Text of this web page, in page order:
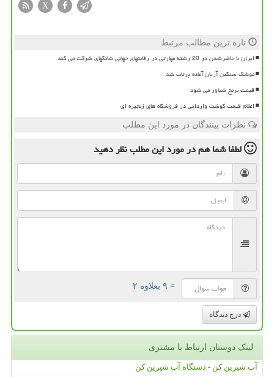
X
تازه ترین مطالب مرتبط
ایران با حاضرشدن در 20 رشته مهارتی در رقابتهای جهانی شانگهای شرکت می کند
موشک سنگین آریان آماده پرتاب شد
قیمت برنج شناور می شود
اعلام قیمت گوشت وارداتی در فروشگاه های زنجیره ای
نظرات بینندگان در مورد این مطلب
لطفا شما همدر مورد این مطلبنظر دهید
= ۹ بعلاوه ۲
درج دیدگاه
لینک دوستان ارتباط با مشتری
آب شیرین کن - دستگاه آب شیرین کن